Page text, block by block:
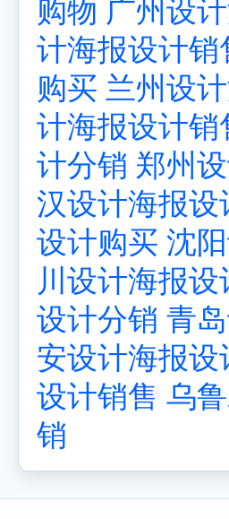
购物 广州设
计海报设计销
购买 兰州设
计海报设计销
计分销 郑州
汉设计海报设
设计购买 沈
川设计海报
设计分销 青
安设计海报设
设计销售 乌
销